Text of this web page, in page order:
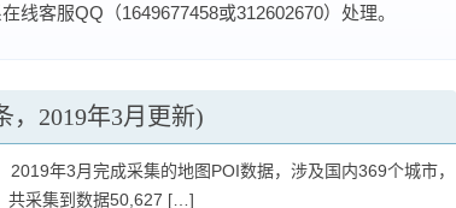
线客服QQ（1649677458或312602670）处理。
，2019年3月更新)
2019年3月完成采集的地图POI数据，涉及国内369个城市，
共采集到数据50,627 […]